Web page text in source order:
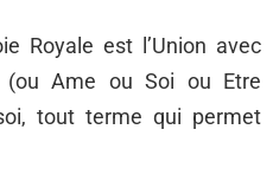
Royale est l’Union avec
(ou Ame ou Soi ou Etre
tout terme qui permet